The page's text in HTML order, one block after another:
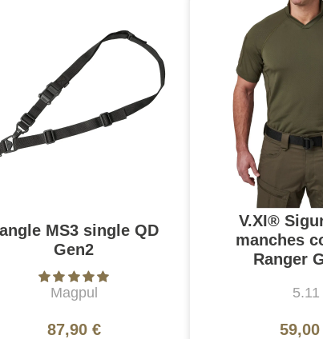
MS3 single QD
Gen2
Magpul
87,90 €
V.XI®
manches
Ranger
5.11
59,00